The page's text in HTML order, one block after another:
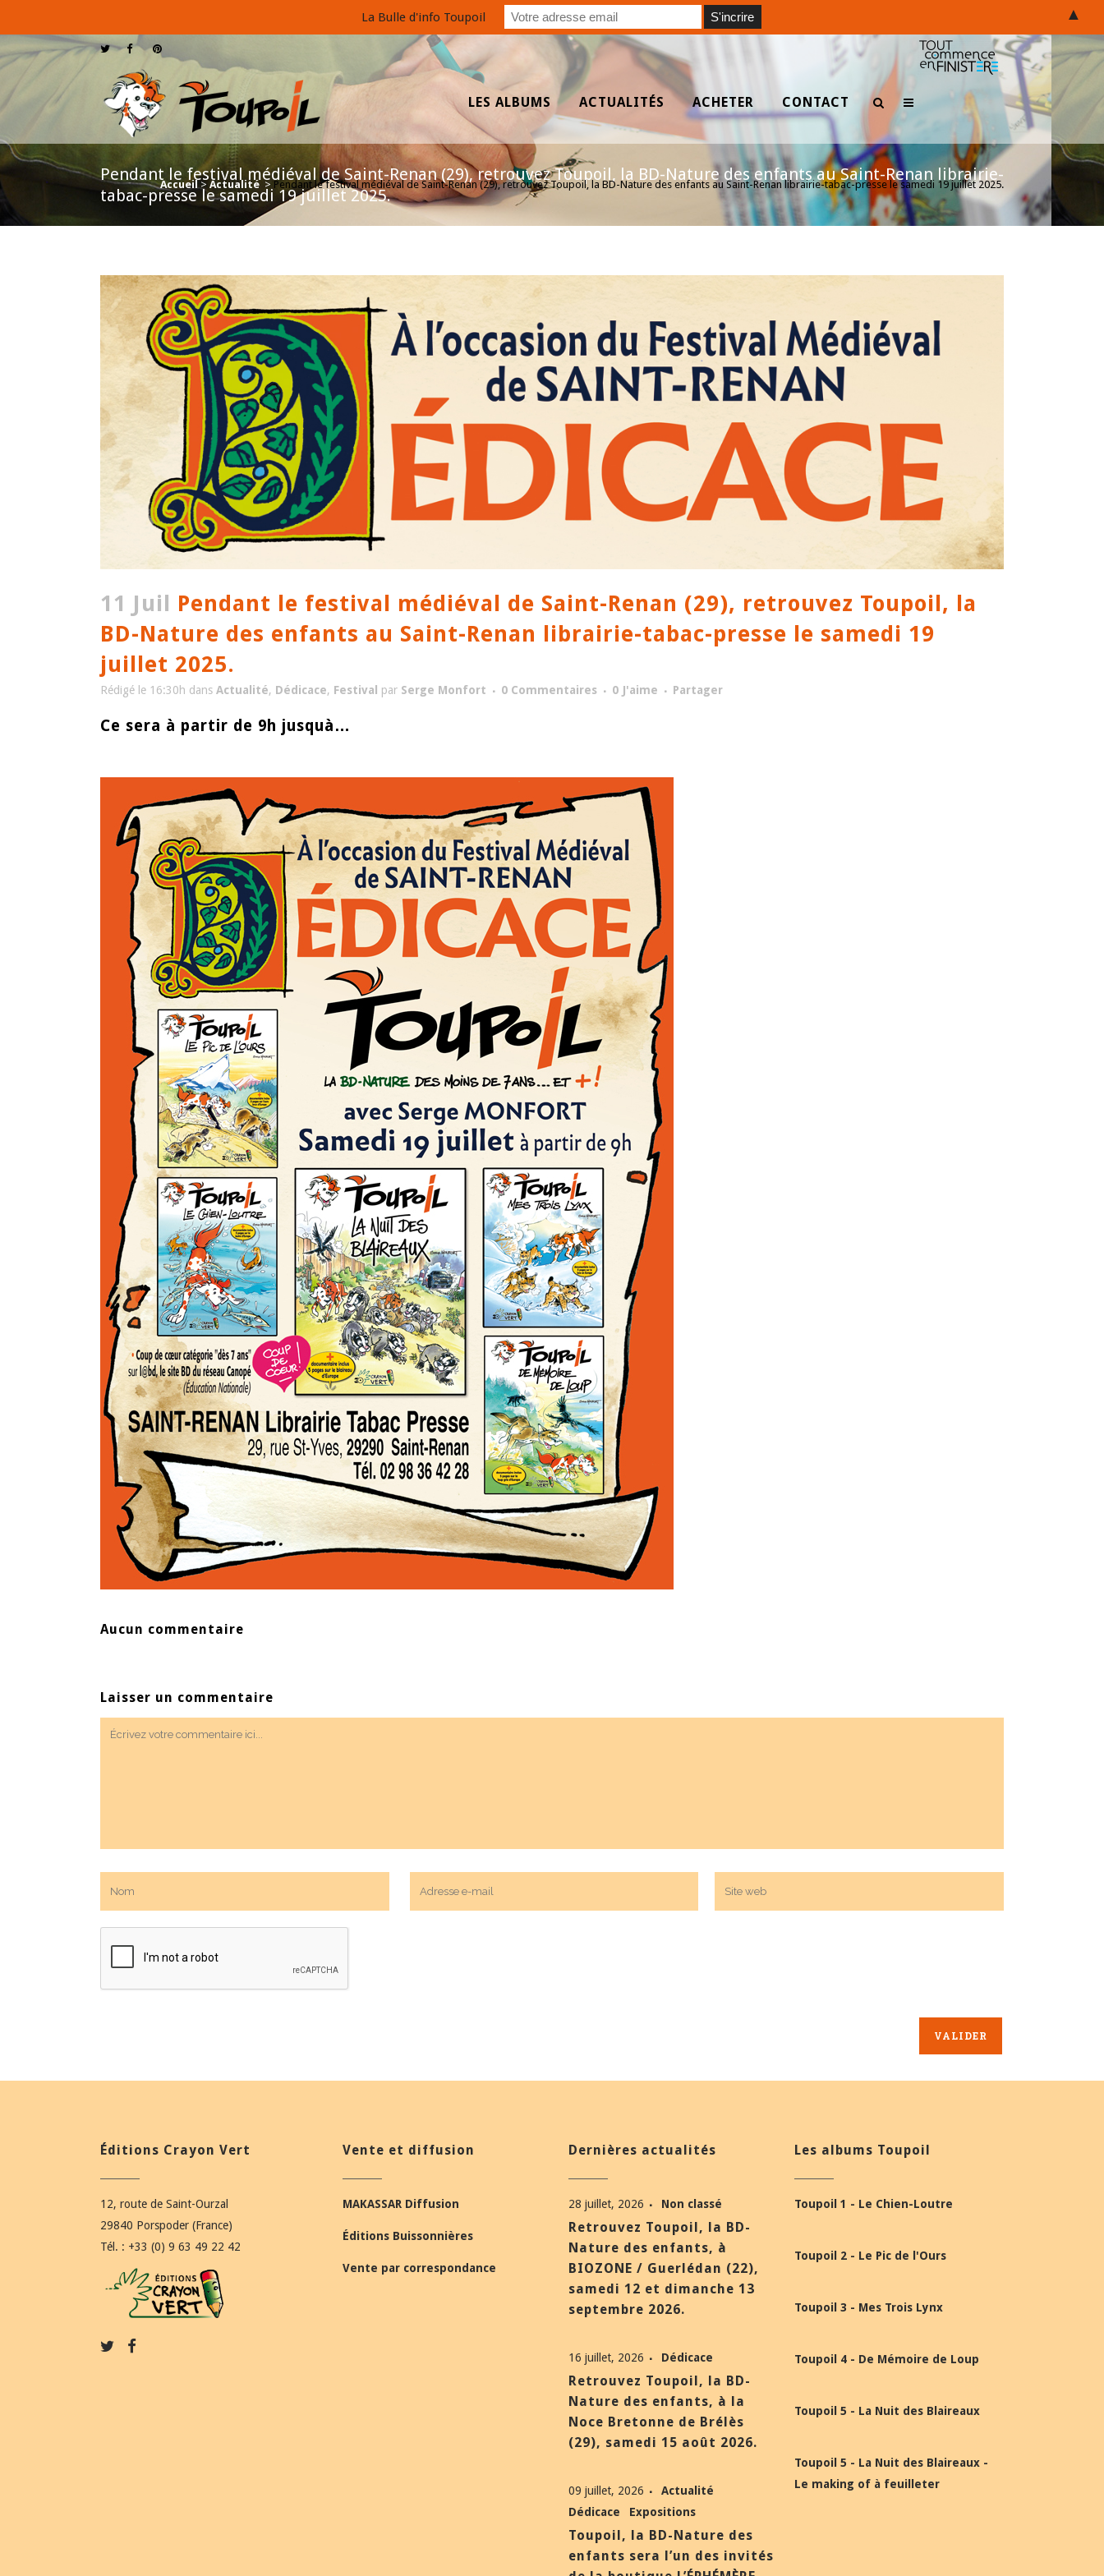
LES ALBUMS ACTUALITÉS ACHETER CONTACT
Pendant le festival médiéval de Saint-Renan (29), retrouvez Toupoil, la BD-Nature des enfants au Saint-Renan librairie-
tabac-presse le samedi 19 juillet 2025.
Accueil> Actualité > Pendant le festival médiéval de Saint-Renan (29), retrouvez Toupoil, la BD-Nature des enfants au Saint-Renan librairie-tabac-presse le samedi 19 juillet 2025.
11 Juil Pendant le festival médiéval de Saint-Renan (29), retrouvez Toupoil, la
BD-Nature des enfants au Saint-Renan librairie-tabac-presse le samedi 19
juillet 2025.
Rédigé le 16:30h dans Actualité, Dédicace, Festival par Serge Monfort 0 Commentaires 0 J'aime Partager
Ce sera à partir de 9h jusquà…
Aucun commentaire
Laisser un commentaire
Éditions Crayon Vert
12, route de Saint-Ourzal
29840 Porspoder (France)
Tél. : +33 (0) 9 63 49 22 42
Vente et diffusion
MAKASSAR Diffusion
Éditions Buissonnières
Vente par correspondance
Dernières actualités
28 juillet, 2026 Non classé
Retrouvez Toupoil, la BD-
Nature des enfants, à
BIOZONE / Guerlédan (22),
samedi 12 et dimanche 13
septembre 2026.
16 juillet, 2026 Dédicace
Retrouvez Toupoil, la BD-
Nature des enfants, à la
Noce Bretonne de Brélès
(29), samedi 15 août 2026.
09 juillet, 2026
Actualité
Dédicace
Expositions
Toupoil, la BD-Nature des
enfants sera l’un des invités
Les albums Toupoil
Toupoil 1 - Le Chien-Loutre
Toupoil 2 - Le Pic de l'Ours
Toupoil 3 - Mes Trois Lynx
Toupoil 4 - De Mémoire de Loup
Toupoil 5 - La Nuit des Blaireaux
Toupoil 5 - La Nuit des Blaireaux -
Le making of à feuilleter
La Bulle d'info Toupoil ▲